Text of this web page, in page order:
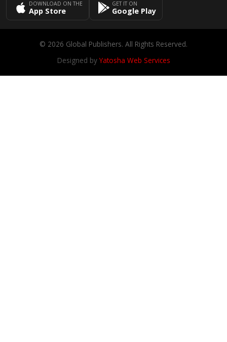
DOWNLOAD ON THE
App Store
GET IT ON
Google Play
© 2026 Global Publishers. All Rights Reserved.
Designed byYatosha Web Services